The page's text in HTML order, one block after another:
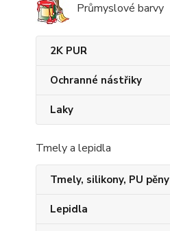
Průmyslové barvy
2K PUR
Ochranné nástřiky
Laky
Tmely a lepidla
Tmely, silikony, PU pěny
Lepidla